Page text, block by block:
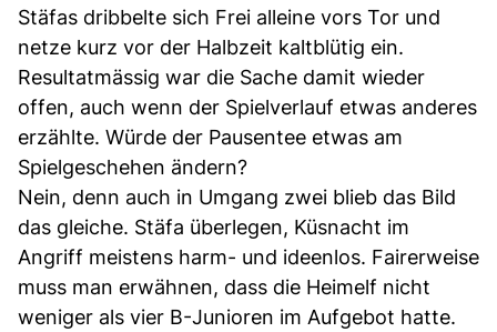
Stäfas dribbelte sich Frei alleine vors Tor und
netze kurz vor der Halbzeit kaltblütig ein.
Resultatmässig war die Sache damit wieder
offen, auch wenn der Spielverlauf etwas anderes
erzählte. Würde der Pausentee etwas am
Spielgeschehen ändern?
Nein, denn auch in Umgang zwei blieb das Bild
das gleiche. Stäfa überlegen, Küsnacht im
Angriff meistens harm- und ideenlos. Fairerweise
muss man erwähnen, dass die Heimelf nicht
weniger als vier B-Junioren im Aufgebot hatte.